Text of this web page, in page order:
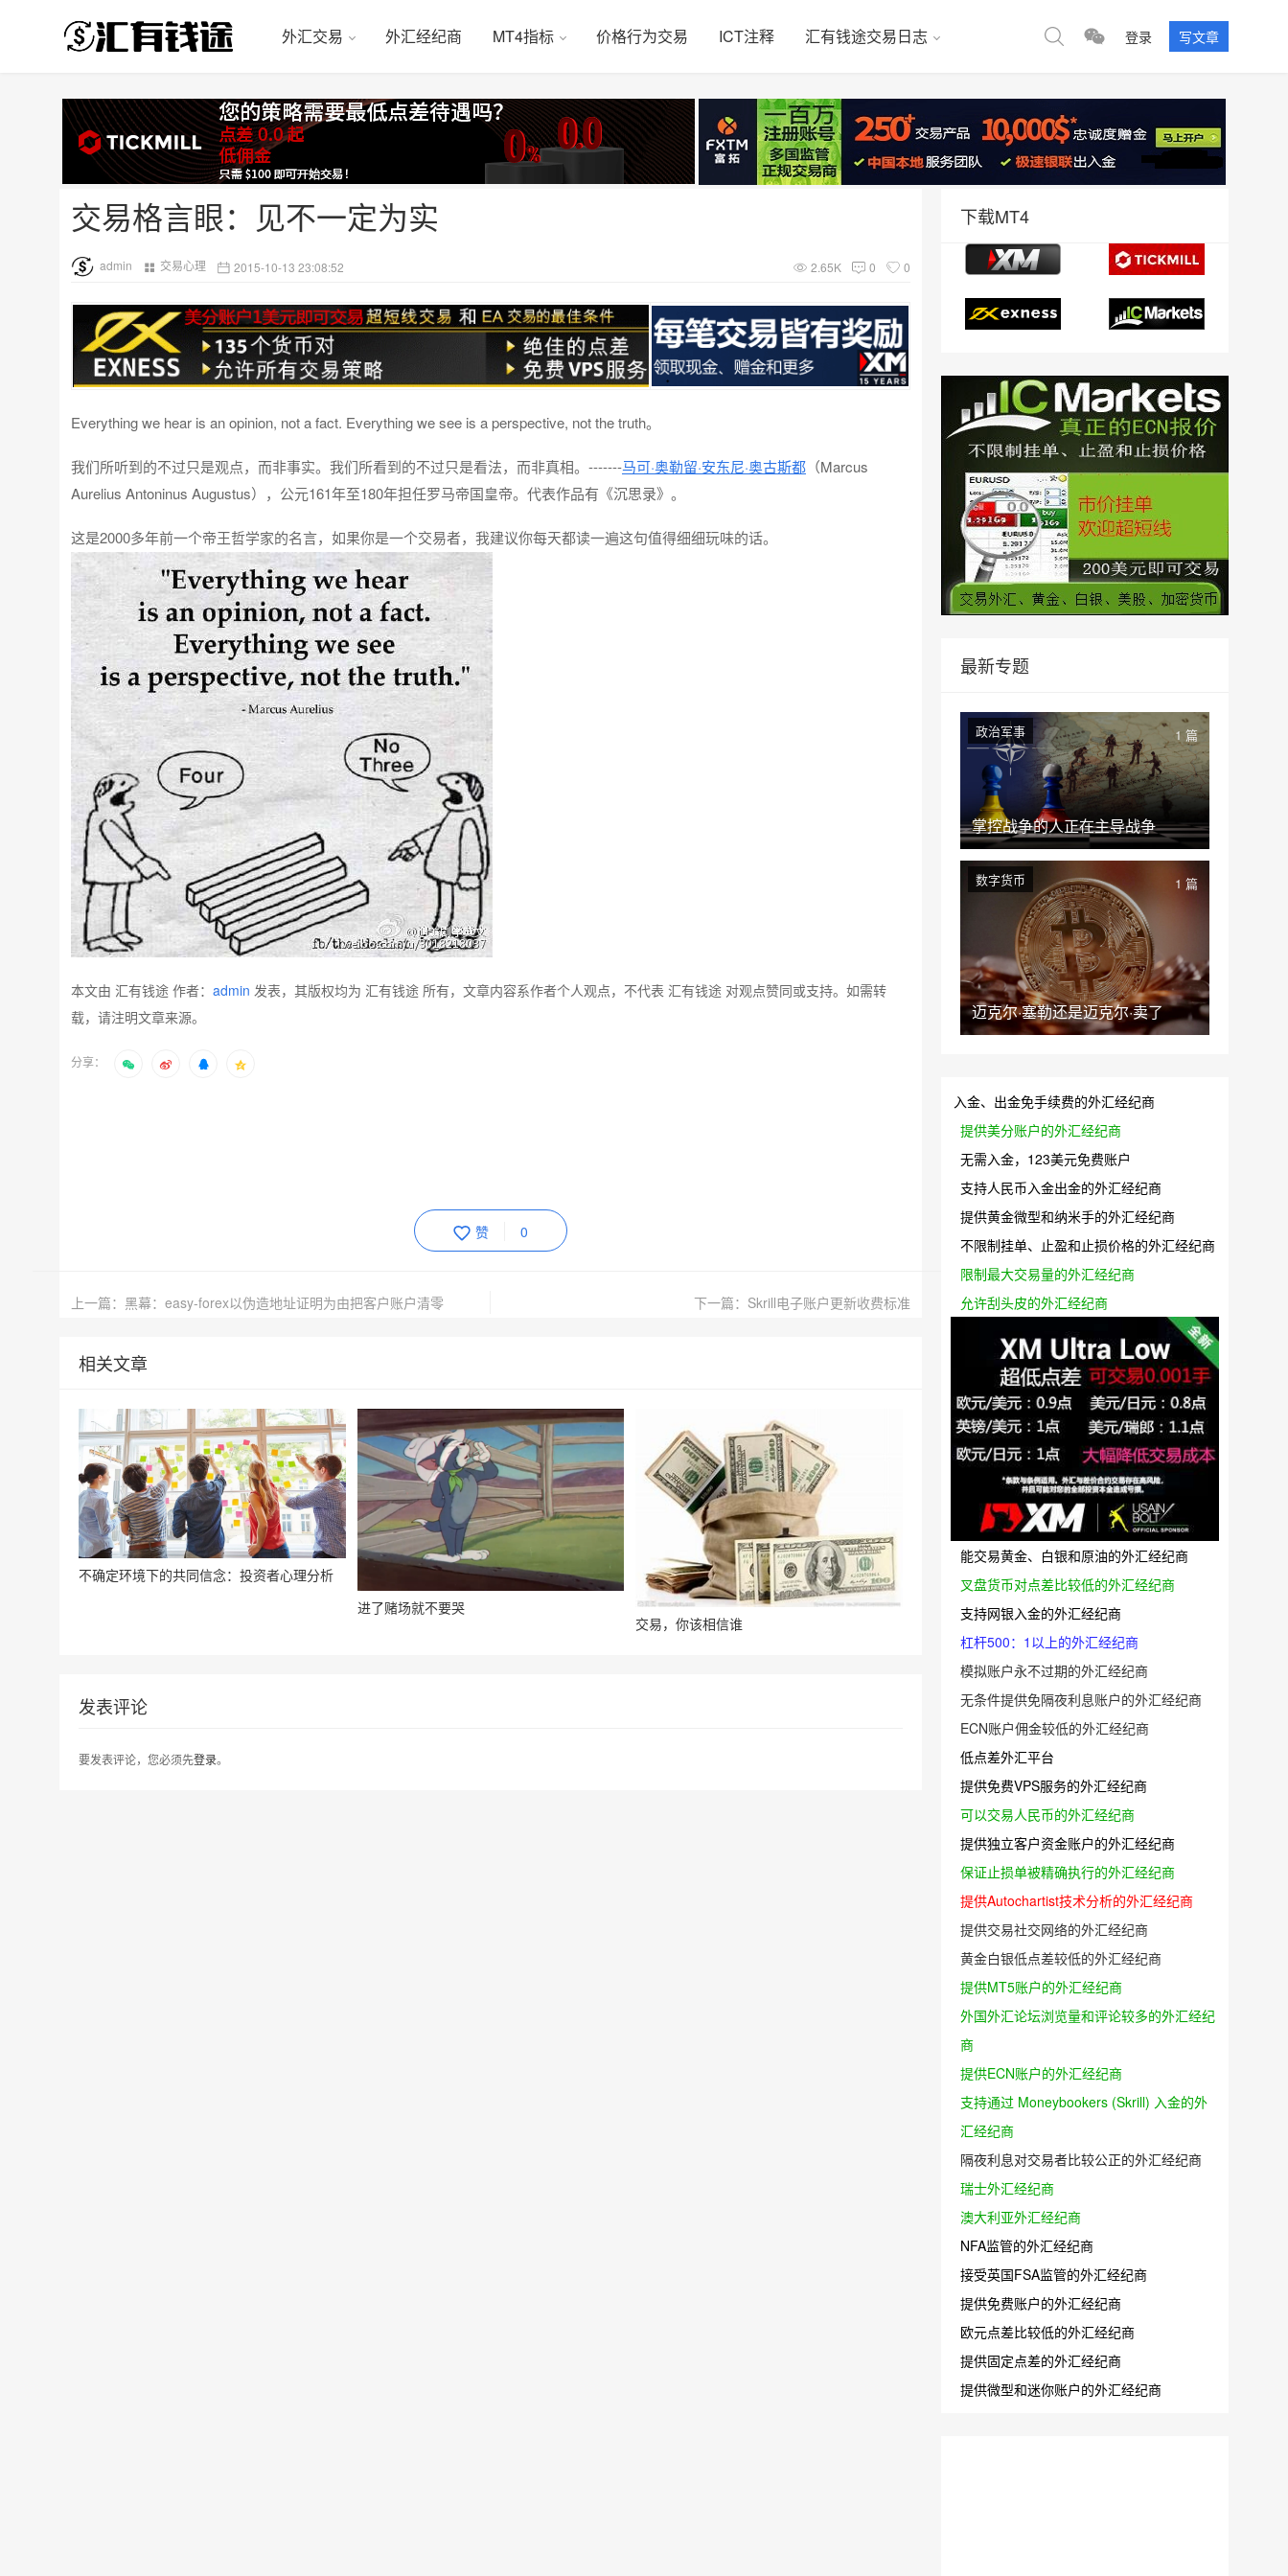
外汇交易 外汇经纪商 MT4指标 价格行为交易 ICT注释 汇有钱途交易日志 登录 写文章
交易格言眼：见不一定为实
admin 交易心理 2015-10-13 23:08:52 2.65K 0 0
Everything we hear is an opinion, not a fact. Everything we see is a perspective, not the truth。
我们所听到的不过只是观点，而非事实。我们所看到的不过只是看法，而非真相。-------马可·奥勒留·安东尼·奥古斯都 （Marcus
Aurelius Antoninus Augustus），公元161年至180年担任罗马帝国皇帝。代表作品有《沉思录》。
这是2000多年前一个帝王哲学家的名言，如果你是一个交易者，我建议你每天都读一遍这句值得细细玩味的话。
本文由 汇有钱途 作者： admin 发表，其版权均为 汇有钱途 所有，文章内容系作者个人观点，不代表 汇有钱途 对观点赞同或支持。如需转
载，请注明文章来源。
分享：
赞 0
上一篇：黑幕：easy-forex以伪造地址证明为由把客户账户清零 下一篇：Skrill电子账户更新收费标准
相关文章
不确定环境下的共同信念：投资者心理分析
进了赌场就不要哭
交易，你该相信谁
发表评论
要发表评论，您必须先登录。
下载MT4
最新专题
掌控战争的人正在主导战争
政治军事 1 篇
迈克尔·塞勒还是迈克尔·卖了
数字货币 1 篇
入金、出金免手续费的外汇经纪商
提供美分账户的外汇经纪商
无需入金，123美元免费账户
支持人民币入金出金的外汇经纪商
提供黄金微型和纳米手的外汇经纪商
不限制挂单、止盈和止损价格的外汇经纪商
限制最大交易量的外汇经纪商
允许刮头皮的外汇经纪商
能交易黄金、白银和原油的外汇经纪商
叉盘货币对点差比较低的外汇经纪商
支持网银入金的外汇经纪商
杠杆500：1以上的外汇经纪商
模拟账户永不过期的外汇经纪商
无条件提供免隔夜利息账户的外汇经纪商
ECN账户佣金较低的外汇经纪商
低点差外汇平台
提供免费VPS服务的外汇经纪商
可以交易人民币的外汇经纪商
提供独立客户资金账户的外汇经纪商
保证止损单被精确执行的外汇经纪商
提供Autochartist技术分析的外汇经纪商
提供交易社交网络的外汇经纪商
黄金白银低点差较低的外汇经纪商
提供MT5账户的外汇经纪商
外国外汇论坛浏览量和评论较多的外汇经纪
商
提供ECN账户的外汇经纪商
支持通过 Moneybookers (Skrill) 入金的外
汇经纪商
隔夜利息对交易者比较公正的外汇经纪商
瑞士外汇经纪商
澳大利亚外汇经纪商
NFA监管的外汇经纪商
接受英国FSA监管的外汇经纪商
提供免费账户的外汇经纪商
欧元点差比较低的外汇经纪商
提供固定点差的外汇经纪商
提供微型和迷你账户的外汇经纪商